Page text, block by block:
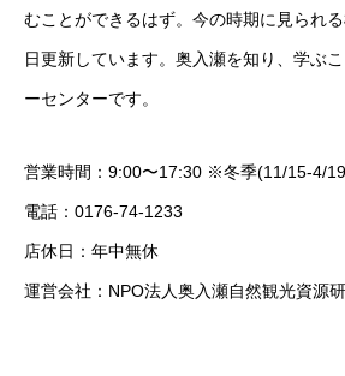
むことができるはず。今の時期に見られ
日更新しています。奥入瀬を知り、学ぶ
ーセンターです。
営業時間：9:00〜17:30 ※冬季(11/15-4/
電話：0176-74-1233
店休日：年中無休
運営会社：NPO法人奥入瀬自然観光資源